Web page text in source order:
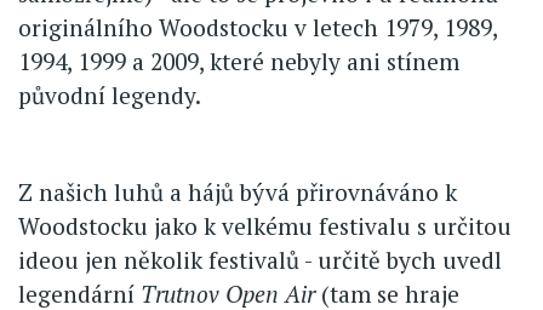
originálního Woodstocku v letech 1979, 1989,
1994, 1999 a 2009, které nebyly ani stínem
původní legendy.
Z našich luhů a hájů bývá přirovnáváno k
Woodstocku jako k velkému festivalu s určitou
ideou jen několik festivalů - určitě bych uvedl
legendární Trutnov Open Air(tam se hraje